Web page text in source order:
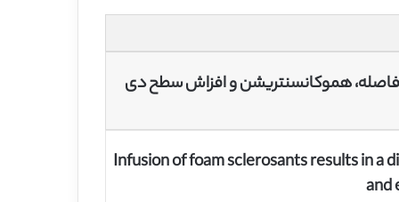
فاصله، هموکانسنتریشن و افزاش سطح دی
Infusion of foam sclerosants results in
and